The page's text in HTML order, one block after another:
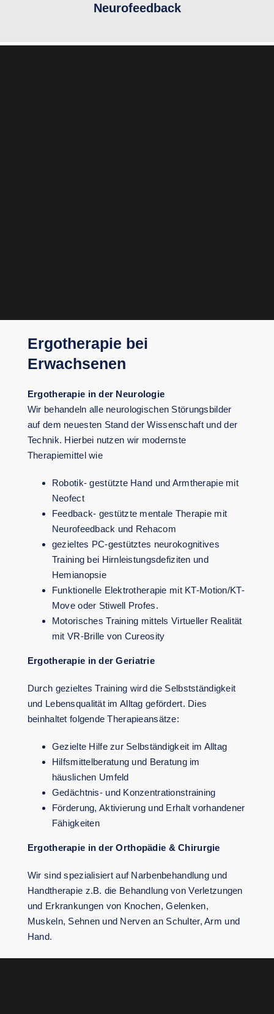
Neurofeedback
Ergotherapie bei
Erwachsenen
Ergotherapie in der Neurologie
Wir behandeln alle neurologischen Störungsbilder
auf dem neuesten Stand der Wissenschaft und der
Technik. Hierbei nutzen wir modernste
Therapiemittel wie
Robotik- gestützte Hand und Armtherapie mit
Neofect
Feedback- gestützte mentale Therapie mit
Neurofeedback und Rehacom
gezieltes PC-gestütztes neurokognitives
Training bei Hirnleistungsdefiziten und
Hemianopsie
Funktionelle Elektrotherapie mit KT-Motion/KT-
Move oder Stiwell Profes.
Motorisches Training mittels Virtueller Realität
mit VR-Brille von Cureosity
Ergotherapie in der Geriatrie
Durch gezieltes Training wird die Selbstständigkeit
und Lebensqualität im Alltag gefördert. Dies
beinhaltet folgende Therapieansätze:
Gezielte Hilfe zur Selbständigkeit im Alltag
Hilfsmittelberatung und Beratung im
häuslichen Umfeld
Gedächtnis- und Konzentrationstraining
Förderung, Aktivierung und Erhalt vorhandener
Fähigkeiten
Ergotherapie in der Orthopädie & Chirurgie
Wir sind spezialisiert auf Narbenbehandlung und
Handtherapie z.B. die Behandlung von Verletzungen
und Erkrankungen von Knochen, Gelenken,
Muskeln, Sehnen und Nerven an Schulter, Arm und
Hand.